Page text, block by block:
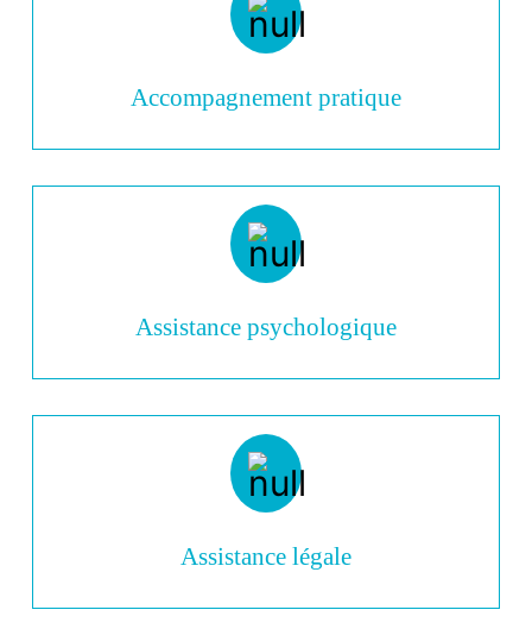
Accompagnement pratique
Assistance psychologique
Assistance légale